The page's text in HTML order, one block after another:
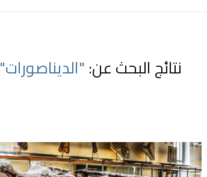
نتائج البحث عن: "الديناصورات"